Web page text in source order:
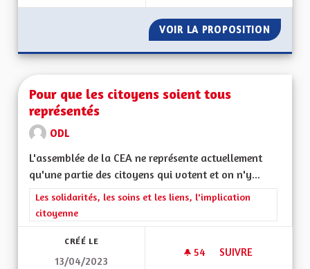
VOIR LA PROPOSITION POUR
Pour que les citoyens soient tous
représentés
ODL
L'assemblée de la CEA ne représente actuellement
qu'une partie des citoyens qui votent et on n'y...
Filtrer les résultats de la catégorie : Les solidarités, les soins
Les solidarités, les soins et les liens, l'implication
citoyenne
CRÉÉ LE
13/04/2023
54 54 ABONNÉS
SUIVRE